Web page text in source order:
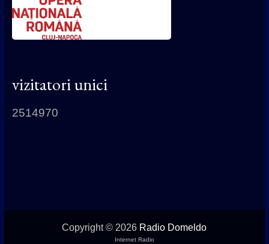
vizitatori unici
2514970
Copyright © 2026 Radio Domeldo
Internet Radio